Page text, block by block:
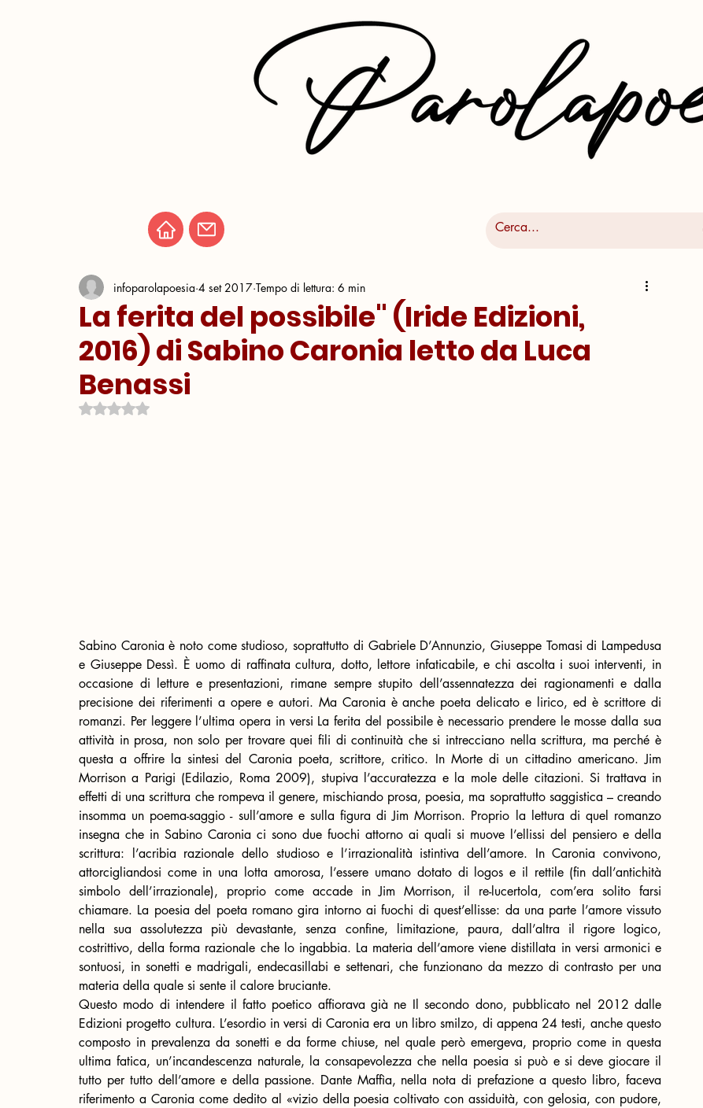
La ferita del possibile" (Iride Edizioni,
2016) di Sabino Caronia letto da Luca
Benassi
infoparolapoesia 4 set 2017 Tempo di lettura: 6 min
Valutazione NaN stelle su 5.
Sabino Caronia è noto come studioso, soprattutto di Gabriele D’Annunzio, Giuseppe Tomasi di Lampedusa
e Giuseppe Dessì. È uomo di raffinata cultura, dotto, lettore infaticabile, e chi ascolta i suoi interventi, in
occasione di letture e presentazioni, rimane sempre stupito dell’assennatezza dei ragionamenti e dalla
precisione dei riferimenti a opere e autori. Ma Caronia è anche poeta delicato e lirico, ed è scrittore di
romanzi. Per leggere l’ultima opera in versi La ferita del possibile è necessario prendere le mosse dalla sua
attività in prosa, non solo per trovare quei fili di continuità che si intrecciano nella scrittura, ma perché è
questa a offrire la sintesi del Caronia poeta, scrittore, critico. In Morte di un cittadino americano. Jim
Morrison a Parigi (Edilazio, Roma 2009), stupiva l’accuratezza e la mole delle citazioni. Si trattava in
effetti di una scrittura che rompeva il genere, mischiando prosa, poesia, ma soprattutto saggistica – creando
insomma un poema-saggio - sull’amore e sulla figura di Jim Morrison. Proprio la lettura di quel romanzo
insegna che in Sabino Caronia ci sono due fuochi attorno ai quali si muove l’ellissi del pensiero e della
scrittura: l’acribia razionale dello studioso e l’irrazionalità istintiva dell’amore. In Caronia convivono,
attorcigliandosi come in una lotta amorosa, l’essere umano dotato di logos e il rettile (fin dall’antichità
simbolo dell’irrazionale), proprio come accade in Jim Morrison, il re-lucertola, com’era solito farsi
chiamare. La poesia del poeta romano gira intorno ai fuochi di quest’ellisse: da una parte l’amore vissuto
nella sua assolutezza più devastante, senza confine, limitazione, paura, dall’altra il rigore logico,
costrittivo, della forma razionale che lo ingabbia. La materia dell’amore viene distillata in versi armonici e
sontuosi, in sonetti e madrigali, endecasillabi e settenari, che funzionano da mezzo di contrasto per una
materia della quale si sente il calore bruciante.
Questo modo di intendere il fatto poetico affiorava già ne Il secondo dono, pubblicato nel 2012 dalle
Edizioni progetto cultura. L’esordio in versi di Caronia era un libro smilzo, di appena 24 testi, anche questo
composto in prevalenza da sonetti e da forme chiuse, nel quale però emergeva, proprio come in questa
ultima fatica, un’incandescenza naturale, la consapevolezza che nella poesia si può e si deve giocare il
tutto per tutto dell’amore e della passione. Dante Maffìa, nella nota di prefazione a questo libro, faceva
riferimento a Caronia come dedito al «vizio della poesia coltivato con assiduità, con gelosia, con pudore,